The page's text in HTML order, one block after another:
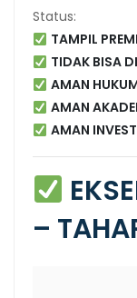
Status:
TAMPIL
TIDAK BISA
AMAN
AMAN
AMAN
–